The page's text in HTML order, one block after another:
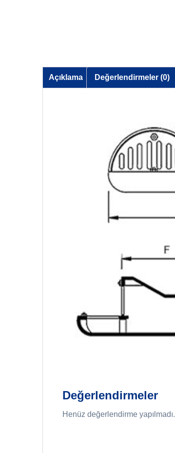
Açıklama Değerlendirmeler (0)
Değerlendirmeler
Henüz değerlendirme yapılmadı.